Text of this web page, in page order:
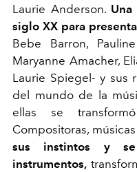
Laurie Anderson. Una
siglo XX para
Bebe Barron,
Maryanne Amacher,
Laurie Spiegel- y sus
del mundo de la
ellas se
Compositoras,
sus instintos y
instrumentos,